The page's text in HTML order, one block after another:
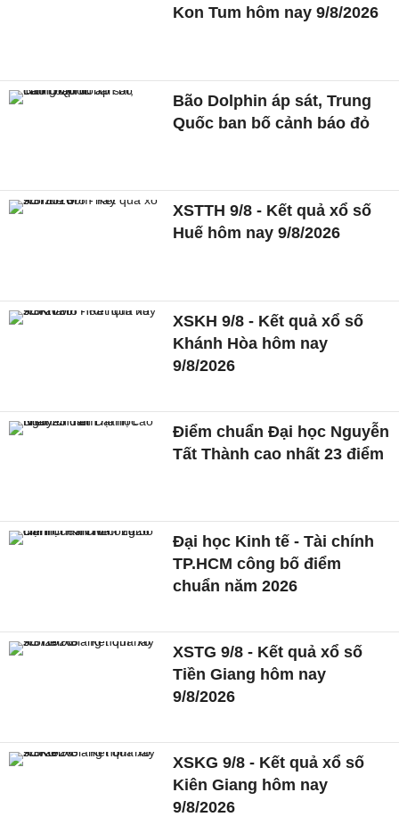
Kon Tum hôm nay 9/8/2026
Bão Dolphin áp sát, Trung
Quốc ban bố cảnh báo đỏ
XSTTH 9/8 - Kết quả xổ số
Huế hôm nay 9/8/2026
XSKH 9/8 - Kết quả xổ số
Khánh Hòa hôm nay
9/8/2026
Điểm chuẩn Đại học Nguyễn
Tất Thành cao nhất 23 điểm
Đại học Kinh tế - Tài chính
TP.HCM công bố điểm
chuẩn năm 2026
XSTG 9/8 - Kết quả xổ số
Tiền Giang hôm nay
9/8/2026
XSKG 9/8 - Kết quả xổ số
Kiên Giang hôm nay
9/8/2026